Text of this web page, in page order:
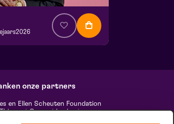
20:15
onze partners
en Ellen Scheuten Foundation
|Canon|Leolux|